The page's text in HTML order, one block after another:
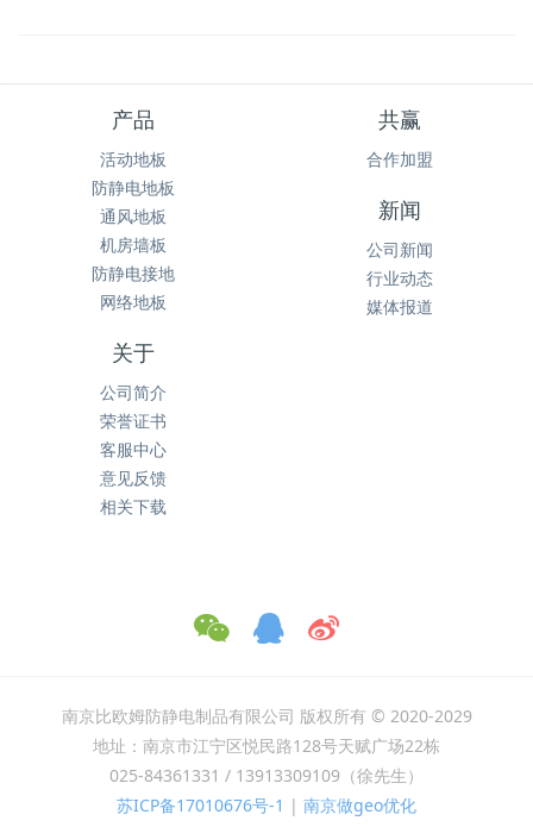
产品
活动地板
防静电地板
通风地板
机房墙板
防静电接地
网络地板
共赢
合作加盟
新闻
公司新闻
行业动态
媒体报道
关于
公司简介
荣誉证书
客服中心
意见反馈
相关下载
南京比欧姆防静电制品有限公司 版权所有 © 2020-2029
地址：南京市江宁区悦民路128号天赋广场22栋
025-84361331 / 13913309109（徐先生）
苏ICP备17010676号-1 | 南京做geo优化